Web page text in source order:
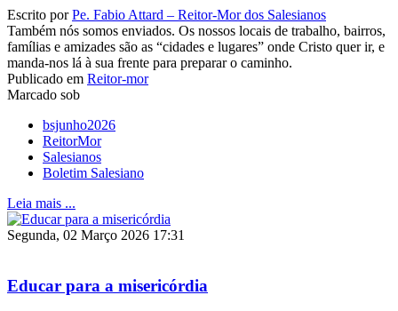
Escrito porPe. Fabio Attard – Reitor-Mor dos Salesianos
Também nós somos enviados. Os nossos locais de trabalho, bairros,
famílias e amizades são as “cidades e lugares” onde Cristo quer ir, e
manda-nos lá à sua frente para preparar o caminho.
Publicado em Reitor-mor
Marcado sob
bsjunho2026
ReitorMor
Salesianos
Boletim Salesiano
Leia mais ...
Segunda, 02 Março 2026 17:31
Educar para a misericórdia